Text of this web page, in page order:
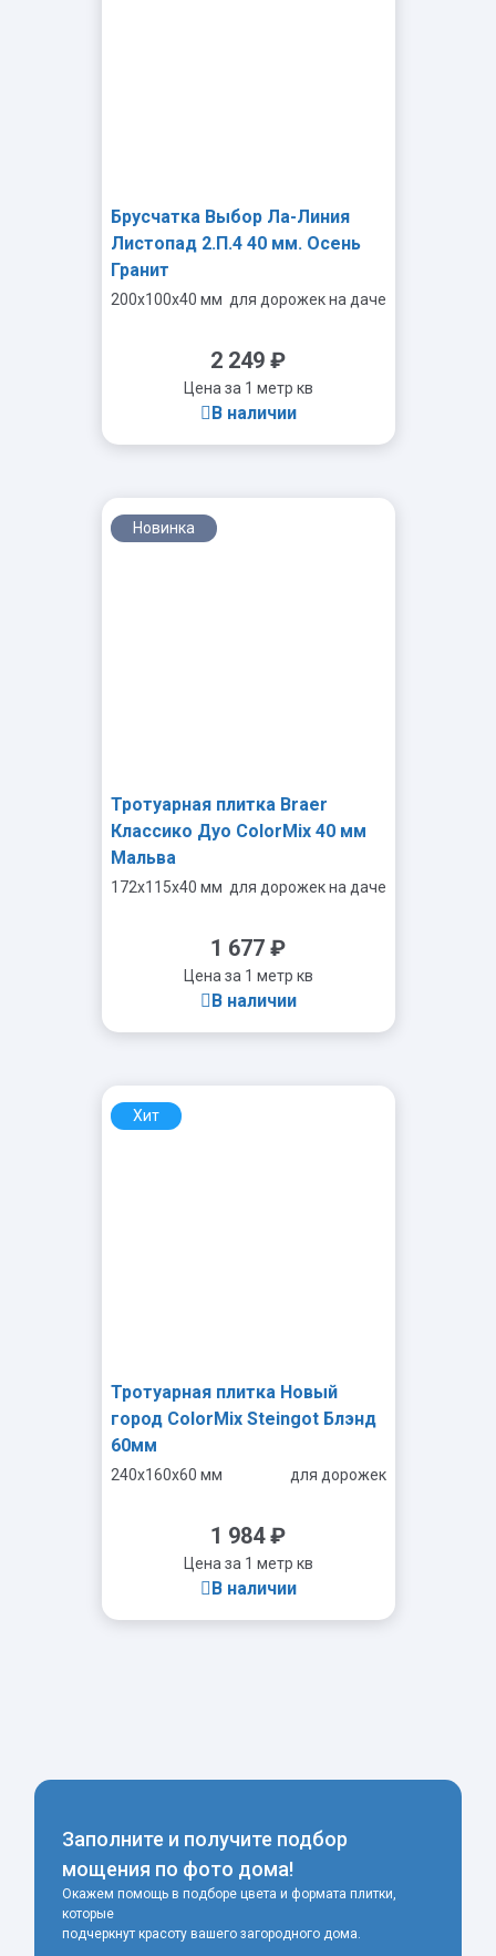
Брусчатка Выбор Ла-Линия
Листопад 2.П.4 40 мм. Осень
Гранит
200x100x40 мм для дорожек на даче
2 249 ₽
Цена за 1 метр кв
В наличии
-
Новинка
Тротуарная плитка Braer
Классико Дуо ColorMix 40 мм
Мальва
172x115x40 мм для дорожек на даче
1 677 ₽
Цена за 1 метр кв
В наличии
-
Хит
Тротуарная плитка Новый
город ColorMix Steingot Блэнд
60мм
240x160x60 мм для дорожек
1 984₽
Цена за 1 метр кв
В наличии
Заполните и получите подбор
мощения по фото дома!
Окажем помощь в подборе цвета и формата плитки,
которые
подчеркнут красоту вашего загородного дома.